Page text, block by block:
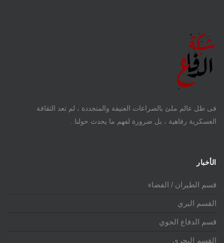
فى ظل عالم ملئ بالصراعات العنيفة والمتجددة ، لم تعد الثقافة
العسكرية رفاهية ، بل ضرورة لفهم ما يحدث حولنا .
الأخبار
قسم الطيران / الفضاء
القسم البري
قسم الدفاع الجوي
القسم البحري